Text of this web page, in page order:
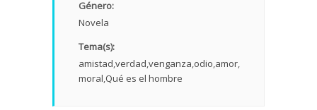
Género:
Novela
Tema(s):
amistad verdad venganza odio amor
moral Qué es el hombre